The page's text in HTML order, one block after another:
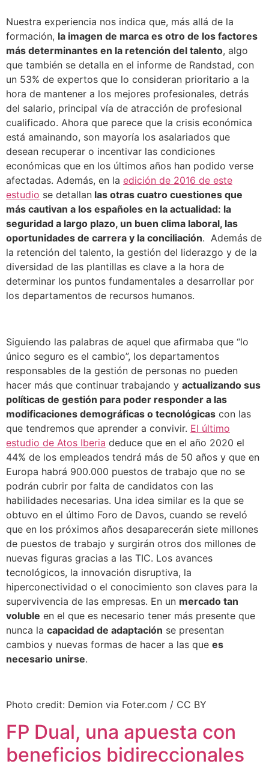
Nuestra experiencia nos indica que, más allá de la
formación, la imagen de marca es otro de los factores
más determinantes en la retención del talento, algo
que también se detalla en el informe de Randstad, con
un 53% de expertos que lo consideran prioritario a la
hora de mantener a los mejores profesionales, detrás
del salario, principal vía de atracción de profesional
cualificado. Ahora que parece que la crisis económica
está amainando, son mayoría los asalariados que
desean recuperar o incentivar las condiciones
económicas que en los últimos años han podido verse
afectadas. Además, en la edición de 2016 de este
estudio se detallan las otras cuatro cuestiones que
más cautivan a los españoles en la actualidad: la
seguridad a largo plazo, un buen clima laboral, las
oportunidades de carrera y la conciliación. Además de
la retención del talento, la gestión del liderazgo y de la
diversidad de las plantillas es clave a la hora de
determinar los puntos fundamentales a desarrollar por
los departamentos de recursos humanos.
Siguiendo las palabras de aquel que afirmaba que “lo
único seguro es el cambio”, los departamentos
responsables de la gestión de personas no pueden
hacer más que continuar trabajando y actualizando sus
políticas de gestión para poder responder a las
modificaciones demográficas o tecnológicas con las
que tendremos que aprender a convivir. El último
estudio de Atos Iberia deduce que en el año 2020 el
44% de los empleados tendrá más de 50 años y que en
Europa habrá 900.000 puestos de trabajo que no se
podrán cubrir por falta de candidatos con las
habilidades necesarias. Una idea similar es la que se
obtuvo en el último Foro de Davos, cuando se reveló
que en los próximos años desaparecerán siete millones
de puestos de trabajo y surgirán otros dos millones de
nuevas figuras gracias a las TIC. Los avances
tecnológicos, la innovación disruptiva, la
hiperconectividad o el conocimiento son claves para la
supervivencia de las empresas. En un mercado tan
voluble en el que es necesario tener más presente que
nunca la capacidad de adaptación se presentan
cambios y nuevas formas de hacer a las que es
necesario unirse.
Photo credit: Demion via Foter.com / CC BY
FP Dual, una apuesta con
beneficios bidireccionales